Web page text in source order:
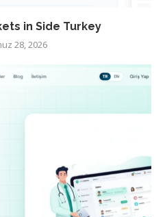
in Side Turkey
28, 2026